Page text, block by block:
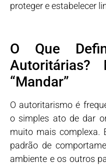
proteger e estabelecer
O Que
“Mandar”
O autoritarismo é
o simples ato de dar
muito mais complexa.
padrão de
ambiente e os outros